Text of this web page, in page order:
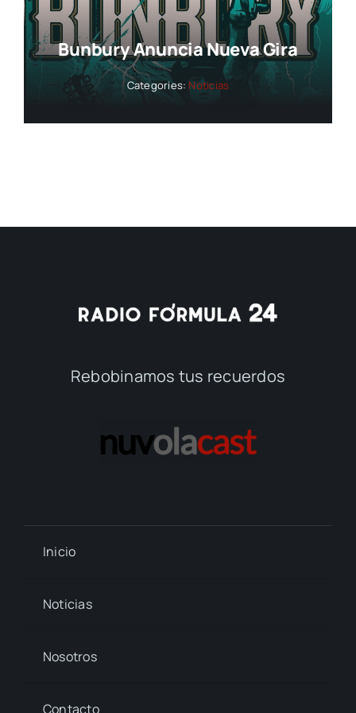
Bunbury Anuncia Nueva Gira
Categories: Noticias
Rebobinamos tus recuerdos
Inicio
Noticias
Nosotros
Contacto